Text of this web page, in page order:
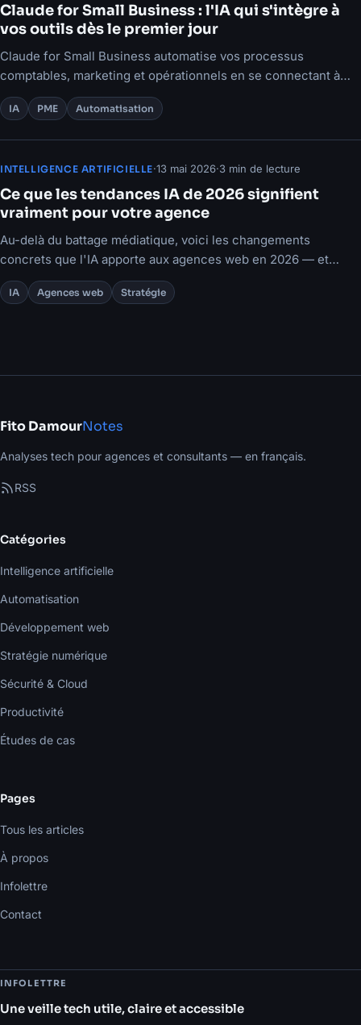
Claude for Small Business : l'IA qui s'intègre à
vos outils dès le premier jour
Claude for Small Business automatise vos processus
comptables, marketing et opérationnels en se connectant à
vos outils existants.
IA PME Automatisation
INTELLIGENCE ARTIFICIELLE·13 mai 2026·3 min de lecture
Ce que les tendances IA de 2026 signifient
vraiment pour votre agence
Au-delà du battage médiatique, voici les changements
concrets que l'IA apporte aux agences web en 2026 — et
comment en tirer parti avant vos concurrents.
IA Agences web Stratégie
Fito DamourNotes
Analyses tech pour agences et consultants — en français.
RSS
Catégories
Intelligence artificielle
Automatisation
Développement web
Stratégie numérique
Sécurité & Cloud
Productivité
Études de cas
Pages
Tous les articles
À propos
Infolettre
Contact
INFOLETTRE
Une veille tech utile, claire et accessible